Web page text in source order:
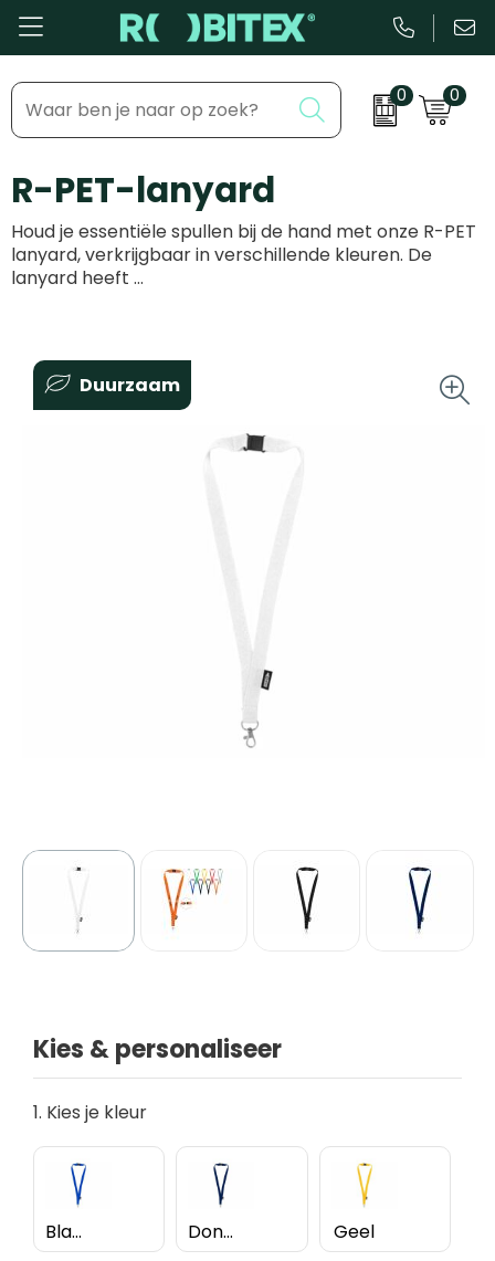
0 0
Bestsellers
Beurs & Event
Kantoor & Schrijfwaren
Eten & Drinkware
Tassen & Reizen
Inhaakmomenten
Feestdagen
Zakelijke evenementen
Dag van de ...
R-PET-lanyard
Houd je essentiële spullen bij de hand met onze R-PET
lanyard, verkrijgbaar in verschillende kleuren. De
lanyard heeft …
Duurzaam
Kies & personaliseer
1. Kies je kleur
Blauw Donkerblauw Geel